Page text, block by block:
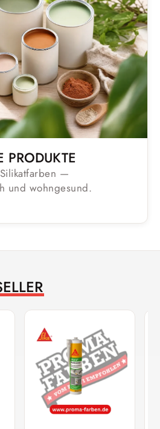
PRODUKTE
—
und wohngesund.